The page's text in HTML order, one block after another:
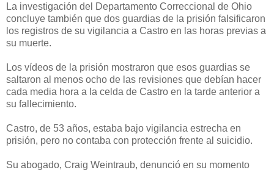
La investigación del Departamento Correccional de Ohio
concluye también que dos guardias de la prisión falsificaron
los registros de su vigilancia a Castro en las horas previas a
su muerte.
Los vídeos de la prisión mostraron que esos guardias se
saltaron al menos ocho de las revisiones que debían hacer
cada media hora a la celda de Castro en la tarde anterior a
su fallecimiento.
Castro, de 53 años, estaba bajo vigilancia estrecha en
prisión, pero no contaba con protección frente al suicidio.
Su abogado, Craig Weintraub, denunció en su momento